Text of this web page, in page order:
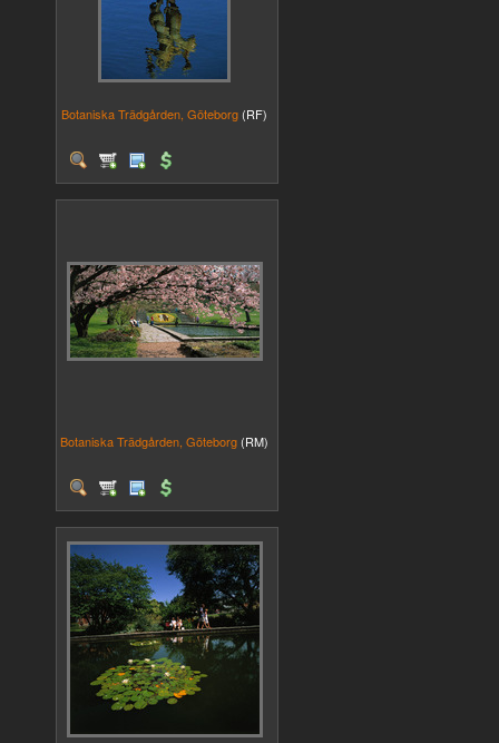
Botaniska Trädgården, Göteborg (RF)
Botaniska Trädgården, Göteborg (RM)